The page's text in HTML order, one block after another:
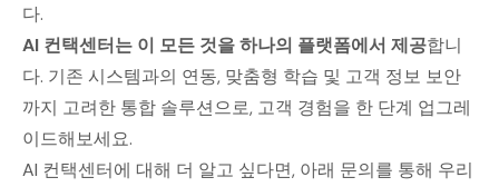
다.
AI 컨택센터는 이 모든 것을 하나의 플랫폼에서 제공합니
다. 기존 시스템과의 연동, 맞춤형 학습 및 고객 정보 보안
까지 고려한 통합 솔루션으로, 고객 경험을 한 단계 업그레
이드해보세요.
AI 컨택센터에 대해 더 알고 싶다면, 아래 문의를 통해 우리